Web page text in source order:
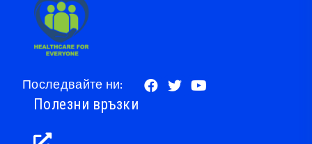
Последвайте ни:
Полезни връзки